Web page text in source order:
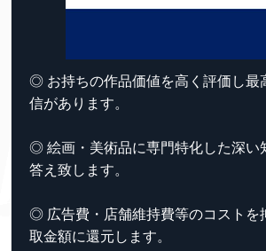
◎ お持ちの作品価値を高く評価し最
信があります。
◎ 絵画・美術品に専門特化した深い
答え致します。
◎ 広告費・店舗維持費等のコストを
取金額に還元します。